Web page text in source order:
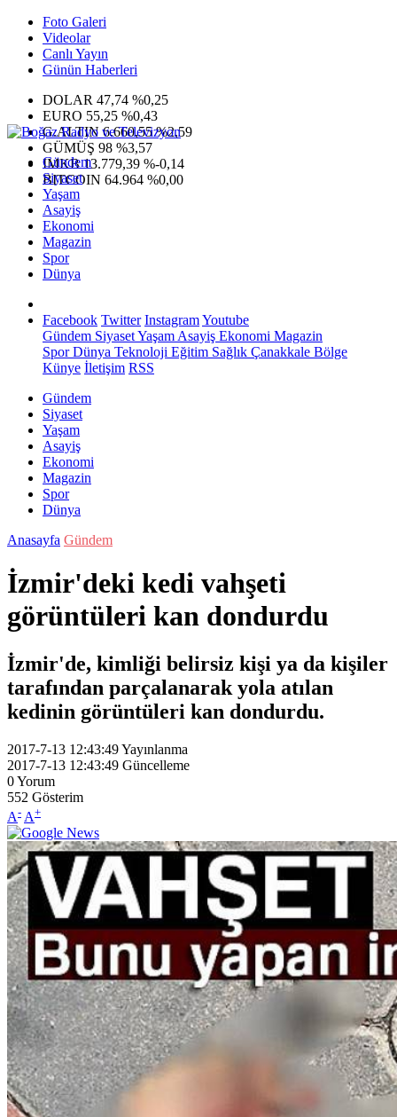
Foto Galeri
Videolar
Canlı Yayın
Günün Haberleri
DOLAR 47,74 %0,25
EURO 55,25 %0,43
G.ALTIN6.660,55 %2,59
GÜMÜŞ 98 %3,57
IMKB13.779,39 %-0,14
BITCOIN 64.964 %0,00
Gündem
Siyaset
Yaşam
Asayiş
Ekonomi
Magazin
Spor
Dünya
Facebook Twitter InstagramYoutube
Gündem SiyasetYaşam Asayiş Ekonomi Magazin
SporDünya Teknoloji Eğitim Sağlık Çanakkale Bölge
Künye İletişim RSS
Gündem
Siyaset
Yaşam
Asayiş
Ekonomi
Magazin
Spor
Dünya
Anasayfa Gündem
İzmir'deki kedi vahşeti
görüntüleri kan dondurdu
İzmir'de, kimliği belirsiz kişi ya da kişiler
tarafından parçalanarak yola atılan
kedinin görüntüleri kan dondurdu.
2017-7-13 12:43:49Yayınlanma
2017-7-13 12:43:49 Güncelleme
0Yorum
552 Gösterim
A- A+